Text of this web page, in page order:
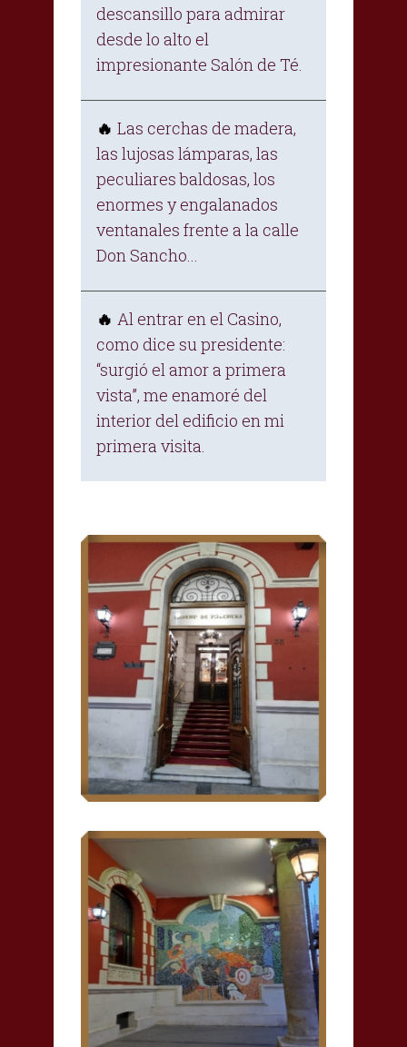
descansillo para admirar
desde lo alto el
impresionante Salón de Té.
🔥 Las cerchas de madera,
las lujosas lámparas, las
peculiares baldosas, los
enormes y engalanados
ventanales frente a la calle
Don Sancho...
🔥 Al entrar en el Casino,
como dice su presidente:
“surgió el amor a primera
vista”, me enamoré del
interior del edificio en mi
primera visita.